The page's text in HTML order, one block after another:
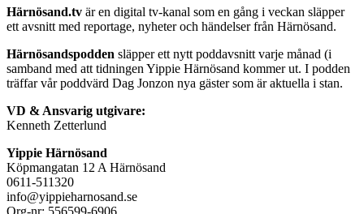
Härnösand.tv är en digital tv-kanal som en gång i veckan släpper
ett avsnitt med reportage, nyheter och händelser från Härnösand.
Härnösandspodden släpper ett nytt poddavsnitt varje månad (i
samband med att tidningen Yippie Härnösand kommer ut. I podden
träffar vår poddvärd Dag Jonzon nya gäster som är aktuella i stan.
VD & Ansvarig utgivare:
Kenneth Zetterlund
Yippie Härnösand
Köpmangatan 12 A Härnösand
0611-511320
info@yippieharnosand.se
Org-nr: 556599-6906